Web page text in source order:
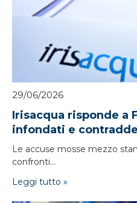
29/06/2026
Irisacqua risponde a
infondati e
Le accuse mosse mezzo
confronti...
Leggi tutto »